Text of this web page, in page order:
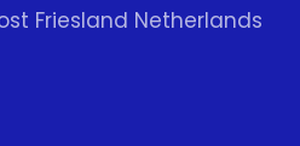
Friesland Netherlands